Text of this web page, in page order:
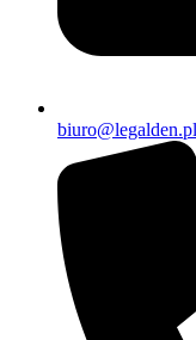
biuro@legalden.pl